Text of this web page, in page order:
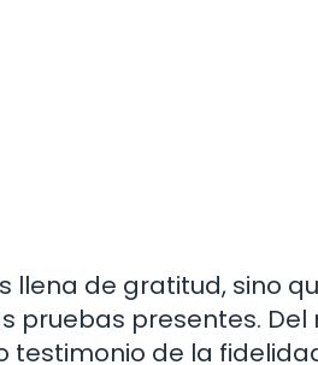
llena de gratitud, sino
pruebas presentes.
testimonio de la